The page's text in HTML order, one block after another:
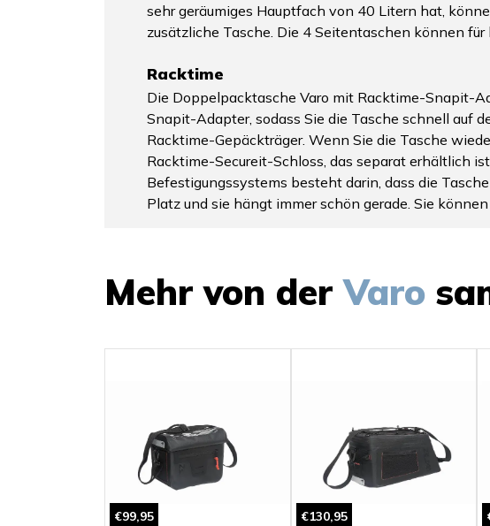
sehr geräumiges Hauptfach von 40 Litern hat,
zusätzliche Tasche. Die 4 Seitentaschen können
Racktime
Die Doppelpacktasche Varo mit Racktime-Snapit-
Snapit-Adapter, sodass Sie die Tasche schnell auf
Racktime-Gepäckträger. Wenn Sie die Tasche
Racktime-Secureit-Schloss, das separat erhältlich
Befestigungssystems besteht darin, dass die
Platz und sie hängt immer schön gerade. Sie
Mehr von der Varo
€99,95 €130,95